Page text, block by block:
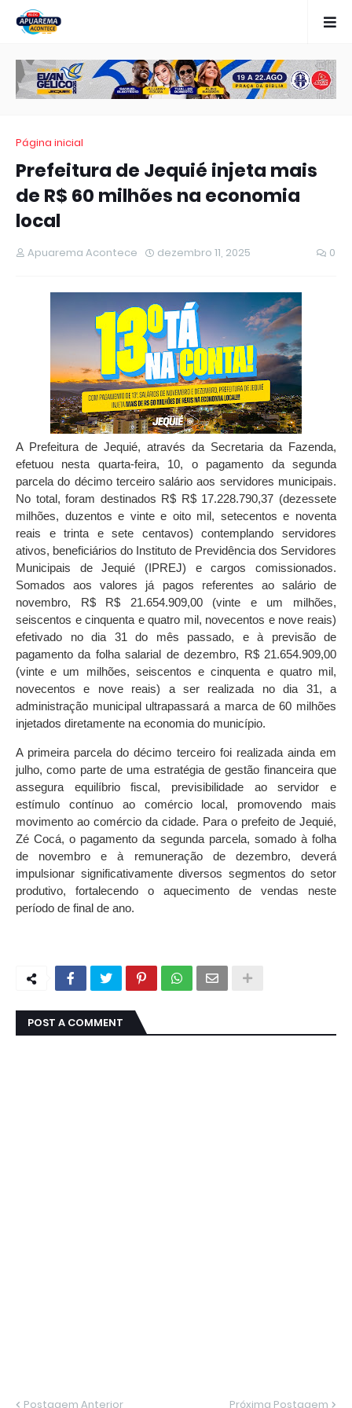
Página inicial
Prefeitura de Jequié injeta mais
de R$ 60 milhões na economia
local
Apuarema Acontece dezembro 11, 2025 0
A Prefeitura de Jequié, através da Secretaria da Fazenda,
efetuou nesta quarta-feira, 10, o pagamento da segunda
parcela do décimo terceiro salário aos servidores municipais.
No total, foram destinados R$ R$ 17.228.790,37 (dezessete
milhões, duzentos e vinte e oito mil, setecentos e noventa
reais e trinta e sete centavos) contemplando servidores
ativos, beneficiários do Instituto de Previdência dos Servidores
Municipais de Jequié (IPREJ) e cargos comissionados.
Somados aos valores já pagos referentes ao salário de
novembro, R$ R$ 21.654.909,00 (vinte e um milhões,
seiscentos e cinquenta e quatro mil, novecentos e nove reais)
efetivado no dia 31 do mês passado, e à previsão de
pagamento da folha salarial de dezembro, R$ 21.654.909,00
(vinte e um milhões, seiscentos e cinquenta e quatro mil,
novecentos e nove reais) a ser realizada no dia 31, a
administração municipal ultrapassará a marca de 60 milhões
injetados diretamente na economia do município.
A primeira parcela do décimo terceiro foi realizada ainda em
julho, como parte de uma estratégia de gestão financeira que
assegura equilíbrio fiscal, previsibilidade ao servidor e
estímulo contínuo ao comércio local, promovendo mais
movimento ao comércio da cidade. Para o prefeito de Jequié,
Zé Cocá, o pagamento da segunda parcela, somado à folha
de novembro e à remuneração de dezembro, deverá
impulsionar significativamente diversos segmentos do setor
produtivo, fortalecendo o aquecimento de vendas neste
período de final de ano.
POST A COMMENT
Postagem Anterior Próxima Postagem